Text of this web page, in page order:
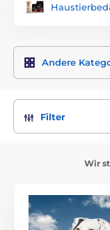
Andere
Filter
Wir